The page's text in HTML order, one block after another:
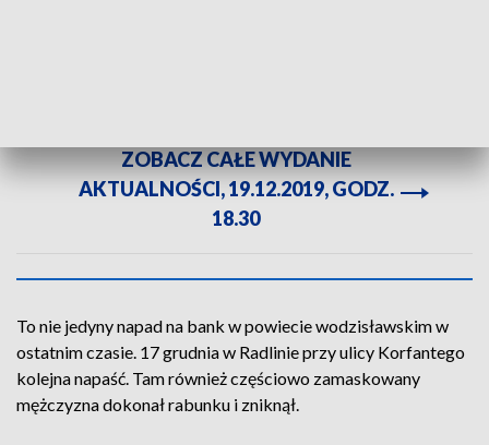
ZOBACZ CAŁE WYDANIE
AKTUALNOŚCI, 19.12.2019, GODZ.
18.30
To nie jedyny napad na bank w powiecie wodzisławskim w
ostatnim czasie. 17 grudnia w Radlinie przy ulicy Korfantego
kolejna napaść. Tam również częściowo zamaskowany
mężczyzna dokonał rabunku i zniknął.